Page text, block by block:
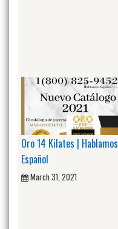
Oro 14 Kilates | Hablamos
Español
March 31, 2021